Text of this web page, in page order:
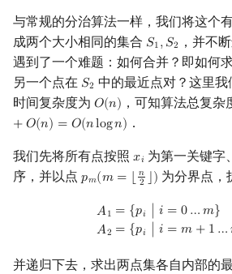
致谢
Testlib
Polygon
OJ 工具
LaTeX 入门
编
Java 进阶 堆
桶
锦
二分
倍增
构造
回溯法
Dancing Links
Alpha–Beta 剪枝
优化
数位 DP
插头 DP
计数 DP
动态 DP
Z 函数（扩展 KMP）
AC 自动机
后缀数组 (SA)
后缀自动机 (SAM)
弧度制与坐标系
复数
数论
费
模
中
升
多项式与生成函数
多
常
符
伯
分
范
线
特
单调栈
单调队列
ST 表
树状数组
红
左
树
动
树
树
最短路问题
生成树问题
斯坦纳树
拆点
计算理论基础
字节顺序
约瑟夫问题
表达式求值
在一台机器上规划任务
与常规的分治算法一样，我们将这个
成两个大小相同的集合 𝑆1,𝑆2
S1,S2 ，并不
遇到了一个难题：如何合并？即如何
另一个点在 𝑆2
S2 中的最近点对？这里
时间复杂度为 𝑂(𝑛)
O(n) ，可知算法总复
+𝑂(𝑛) = 𝑂(𝑛log𝑛) ．
我们先将所有点按照 𝑥𝑖
xi 为第一关键字
序，并以点 𝑝𝑚(𝑚 = ⌊ 𝑛
2 ⌋)
pm(m =⌊ n2⌋) 为分界点
𝐴1 = {𝑝𝑖 ∣ 𝑖 = 0…𝑚}
𝐴2 = {𝑝𝑖 ∣ 𝑖 = 𝑚 + 1 …
={p | i=0… m }A 2= {p i | i
并递归下去，求出两点集各自内部的